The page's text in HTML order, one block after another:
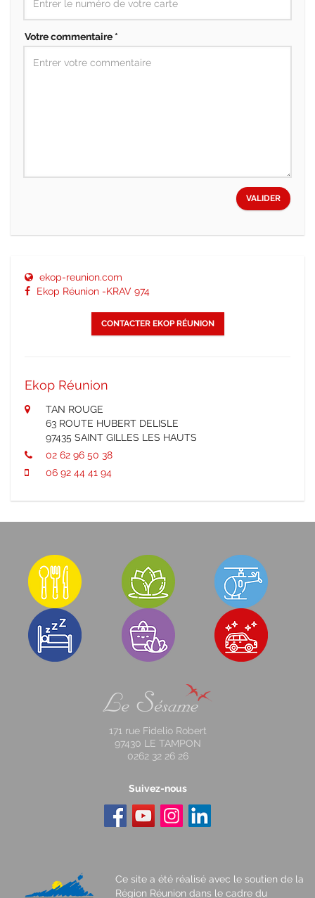
Votre commentaire *
VALIDER
ekop-reunion.com
Ekop Réunion -KRAV 974
CONTACTER EKOP RÉUNION
Ekop Réunion
TAN ROUGE
63 ROUTE HUBERT DELISLE
97435 SAINT GILLES LES HAUTS
02 62 96 50 38
06 92 44 41 94
171 rue Fidelio Robert
97430 LE TAMPON
0262 32 26 26
Suivez-nous
Ce site a été réalisé avec le soutien de la
Région Réunion dans le cadre du